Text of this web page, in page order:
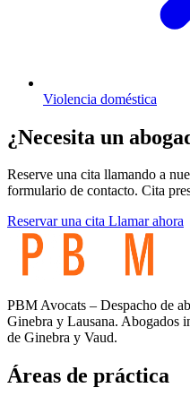
Violencia doméstica
¿Necesita un
Reserve una cita llamando a
formulario de contacto. Cita
Reservar una cita Llamar ahora
PBM Avocats – Despacho de
Ginebra y Lausana. Abogados
de Ginebra y Vaud.
Áreas de práctica